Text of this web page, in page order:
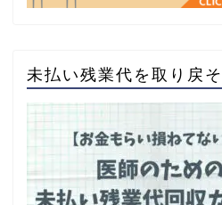
未払い残業代を取り戻そ